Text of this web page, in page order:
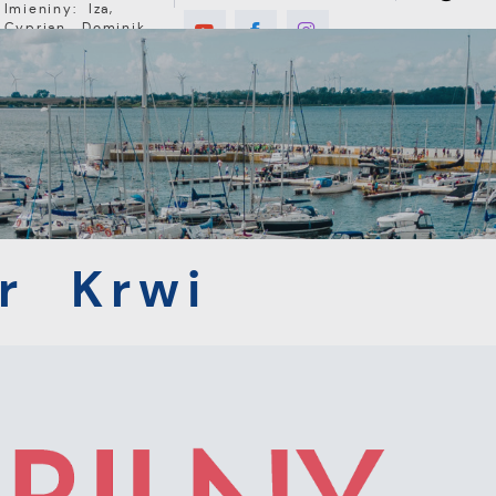
Imieniny: Iza,
Cyprian, Dominik
MIESZKANIEC TURYSTYKA
Krwi